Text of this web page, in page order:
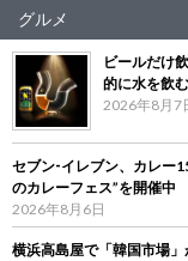
グルメ
ビールだけ
的に水を飲
2026年8月7
セブン‐イレブン、カレー
のカレーフェス”を開催中
2026年8月6日
横浜高島屋で「韓国市場